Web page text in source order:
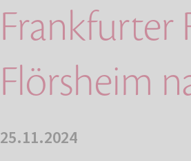
Frankfurter
Flörsheim
25.11.2024